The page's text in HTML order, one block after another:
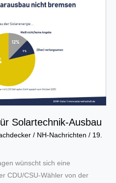
Solartechnik-Ausbau
/ NH-Nachrichten / 19.
wünscht sich eine
CDU/CSU-Wähler von der